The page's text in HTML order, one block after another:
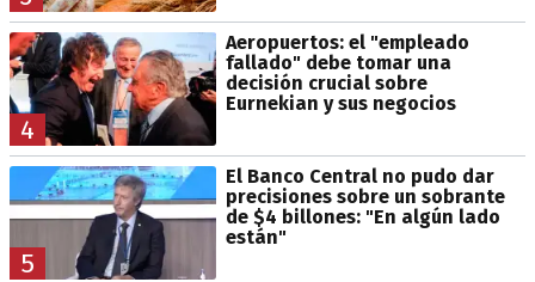
4
Aeropuertos: el "empleado
fallado" debe tomar una
decisión crucial sobre
Eurnekian y sus negocios
5
El Banco Central no pudo dar
precisiones sobre un sobrante
de $4 billones: "En algún lado
están"